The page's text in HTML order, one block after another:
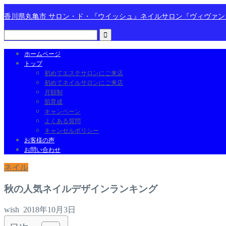
香川県丸亀市 サロン・ド・『ウイッシュ』ネイルサロン『ヴィヴァ
ホームページ
トップ
初めてエステサロンにご来店
初めてネイルサロンにご来店
月額制
肌育成
キャンペーン
よくある質問
キャンセルポリシー
お客様の声
お問い合わせ
ネイル
秋の人気ネイルデザインランキング
wish 2018年10月3日